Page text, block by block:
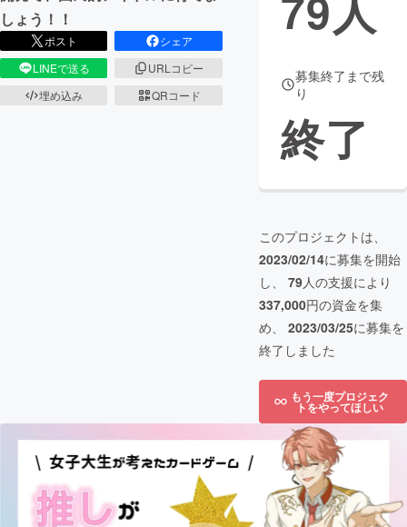
しょう！！
ポスト
シェア
LINEで送る
URLコピー
埋め込み
QRコード
募集終了まで残
り
終了
このプロジェクトは、
2023/02/14に募集を開始
し、 79人の支援により
337,000円の資金を集
め、 2023/03/25に募集を
終了しました
もう一度プロジェク
トをやってほしい